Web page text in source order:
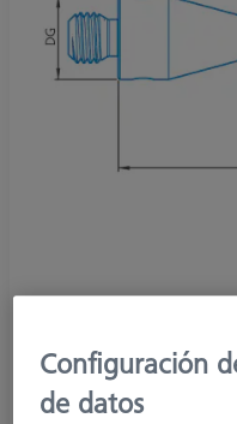
Ø Sphere (DK)
Length (L)
Stylus Tip Material
Configuración
de datos